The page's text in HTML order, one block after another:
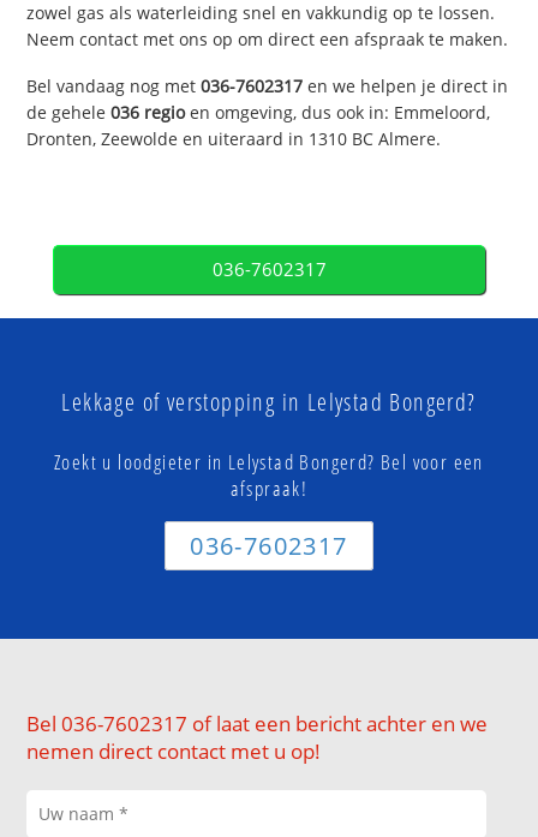
zowel gas als waterleiding snel en vakkundig op te lossen.
Neem contact met ons op om direct een afspraak te maken.
Bel vandaag nog met036-7602317 en we helpen je direct in
de gehele036 regioen omgeving, dus ook in: Emmeloord,
Dronten, Zeewolde en uiteraard in 1310 BC Almere.
036-7602317
Lekkage of verstopping in Lelystad Bongerd?
Zoekt u loodgieter in Lelystad Bongerd? Bel voor een
afspraak!
036-7602317
Bel 036-7602317 of laat een bericht achter en we
nemen direct contact met u op!